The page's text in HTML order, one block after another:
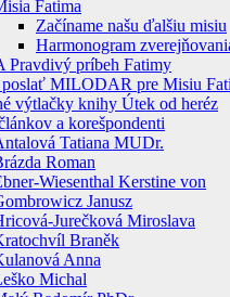
Fatima
Začíname našu ďalšiu misiu
Harmonogram
príbeh Fatimy
poslať MILODAR pre Misiu
výtlačky knihy Útek od heréz
a korešpondenti
Tatiana MUDr.
Roman
Wiesenthal Kerstine von
Janusz
Jurečková Miroslava
Braněk
Anna
Michal